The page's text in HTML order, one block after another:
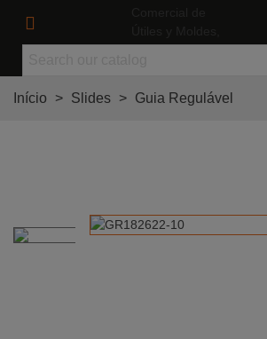
Início > Slides > Guia Regulável